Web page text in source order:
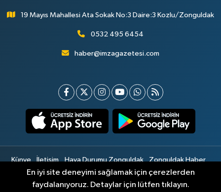
19 Mayıs Mahallesi Ata Sokak No:3 Daire:3 Kozlu/Zonguldak
0532 495 6454
haber@imzagazetesi.com
Künye İletişim Hava Durumu Zonguldak
Zonguldak Haber
Gizlilik Sözleşmesi
Hizmet Şartları Sitemap
En iyi site deneyimi sağlamak için çerezlerden
faydalanıyoruz. Detaylar için lütfen tıklayın.